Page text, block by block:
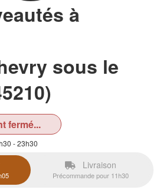
à
sous le
fermé...
- 23h30
Livraison
Précommande pour 11h30